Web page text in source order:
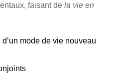
faisant de la vie en
mode de vie nouveau